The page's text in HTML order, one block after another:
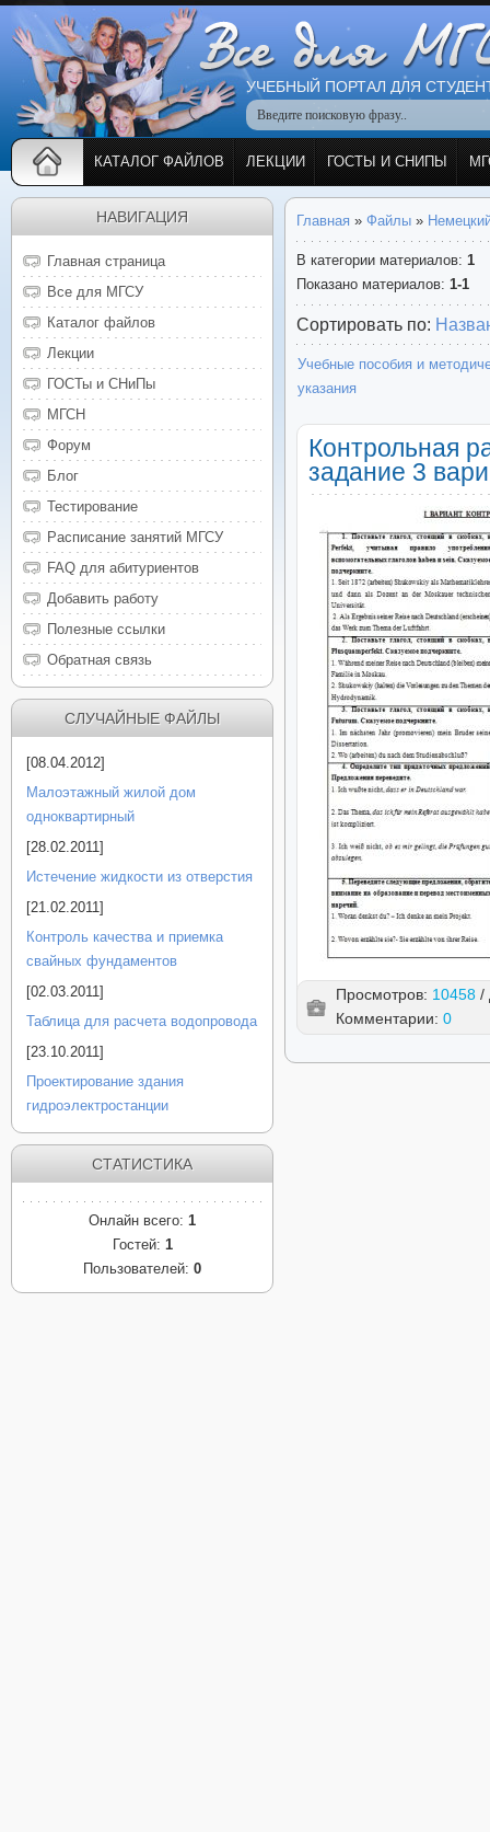
УЧЕБНЫЙ ПОРТАЛ ДЛЯ
КАТАЛОГ ФАЙЛОВ ЛЕКЦИИ ГОСТЫ И СНИПЫ
Главная » Файлы »
В категории материалов: 1
Показано материалов: 1-1
Сортировать по:
Учебные пособия и
указания
Контрольная
задание 3
Просмотров: 10458 /
Комментарии: 0
НАВИГАЦИЯ
Главная страница
Все для МГСУ
Каталог файлов
Лекции
ГОСТы и СНиПы
МГСН
Форум
Блог
Тестирование
Расписание занятий МГСУ
FAQ для абитуриентов
Добавить работу
Полезные ссылки
Обратная связь
СЛУЧАЙНЫЕ ФАЙЛЫ
[08.04.2012]
Малоэтажный жилой дом
одноквартирный
[28.02.2011]
Истечение жидкости из отверстия
[21.02.2011]
Контроль качества и приемка
свайных фундаментов
[02.03.2011]
Таблица для расчета водопровода
[23.10.2011]
Проектирование здания
гидроэлектростанции
СТАТИСТИКА
Онлайн всего: 1
Гостей: 1
Пользователей: 0